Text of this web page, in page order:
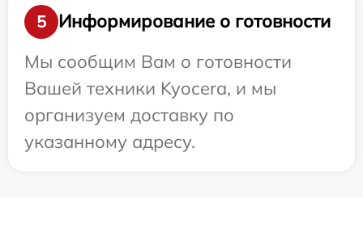
5
Информирование о готовности
Мы сообщим Вам о готовности
Вашей техники Kyocera, и мы
организуем доставку по
указанному адресу.